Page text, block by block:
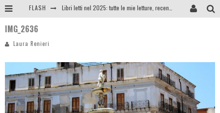
FLASH
Anya Taylor-Joy, Jisoo e Willow Smith protagoniste della nuova campagna Dior Addict
IMG_2636
Laura Renieri